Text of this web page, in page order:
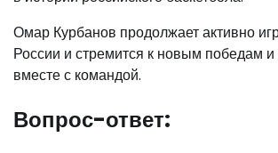
Омар Курбанов продолжает активно
России и стремится к новым победам
вместе с командой.
Вопрос-ответ: